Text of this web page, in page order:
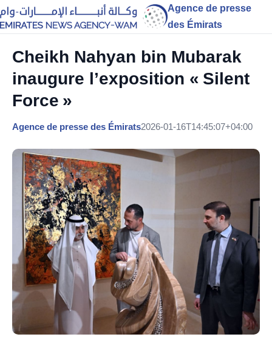
Agence de presse
des Émirats
Cheikh Nahyan bin Mubarak
inaugure l’exposition « Silent
Force »
Agence de presse des Émirats2026-01-16T14:45:07+04:00